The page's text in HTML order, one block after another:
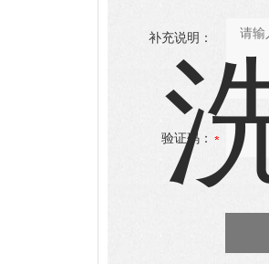
补充说明：
验证码：